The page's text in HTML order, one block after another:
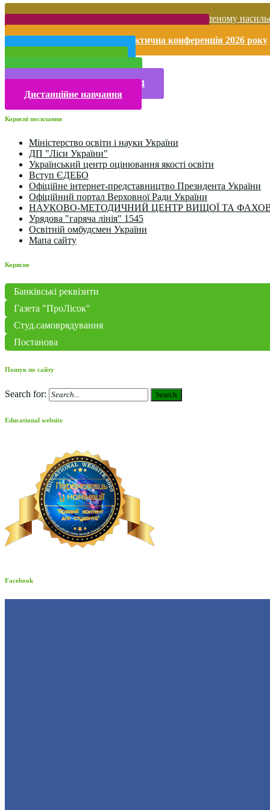
Запобігання домашньому та гендерно-зумовленому
Міжнародна науково-практична конференція 2026 року
Конкурси та олімпіади 2024
Дистанційне навчання
Корисні посилання
Міністерство освіти і науки України
ДП "Ліси України"
Український центр оцінювання якості освіти
Вступ ЄДЕБО
Офіційне інтернет-представництво Президента України
Офіційний портал Верховної Ради України
НАУКОВО-МЕТОДИЧНИЙ ЦЕНТР ВИЩОЇ ТА
Урядова "гаряча лінія" 1545
Освітній омбудсмен України
Мапа сайту
Корисне
Банківські реквізити
Газета "ПроЛісок"
Студ.самоврядування
Постанова
Пошук по сайту
Search for: Search
Educational website
Facebook